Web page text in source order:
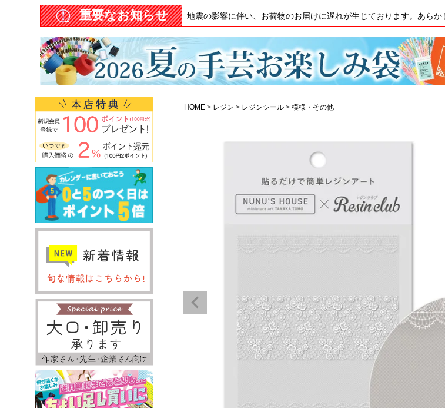
重要なお知らせ 地震の影響に伴い、お荷物のお届けに遅れが生じております。あら
HOME レジン レジンシール 模様・その他